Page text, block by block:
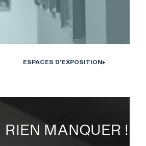
ESPACES D'EXPOSITION
RIEN MANQUER !